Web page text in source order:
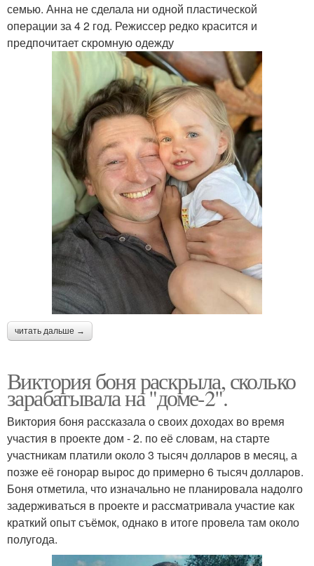
семью. Анна не сделала ни одной пластической
операции за 4 2 год. Режиссер редко красится и
предпочитает скромную одежду
читать дальше →
Виктория боня раскрыла, сколько
зарабатывала на "доме-2".
Виктория боня рассказала о своих доходах во время
участия в проекте дом - 2. по её словам, на старте
участникам платили около 3 тысяч долларов в месяц, а
позже её гонорар вырос до примерно 6 тысяч долларов.
Боня отметила, что изначально не планировала надолго
задерживаться в проекте и рассматривала участие как
краткий опыт съёмок, однако в итоге провела там около
полугода.